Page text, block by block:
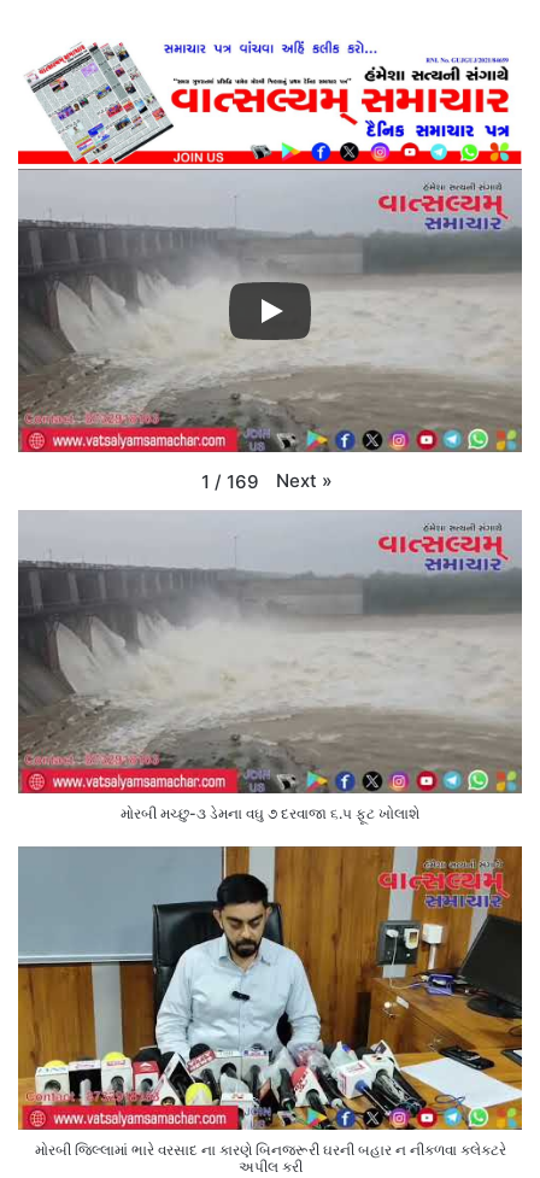
1 / 169 Next »
મોરબી મચ્છુ-૩ ડેમના વઘુ ૭ દરવાજા ૬.૫ ફૂટ ખોલાશે
મોરબી જિલ્લામાં ભારે વરસાદ ના કારણે બિનજરૂરી ઘરની બહાર ન નીકળવા કલેક્ટરે
અપીલ કરી